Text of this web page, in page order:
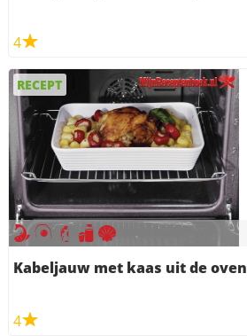
4
RECEPT
Kabeljauw met kaas uit de oven
4